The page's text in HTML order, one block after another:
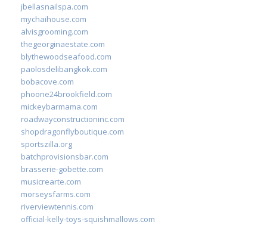
jbellasnailspa.com
mychaihouse.com
alvisgrooming.com
thegeorginaestate.com
blythewoodseafood.com
paolosdelibangkok.com
bobacove.com
phoone24brookfield.com
mickeybarmama.com
roadwayconstructioninc.com
shopdragonflyboutique.com
sportszilla.org
batchprovisionsbar.com
brasserie-gobette.com
musicrearte.com
morseysfarms.com
riverviewtennis.com
official-kelly-toys-squishmallows.com